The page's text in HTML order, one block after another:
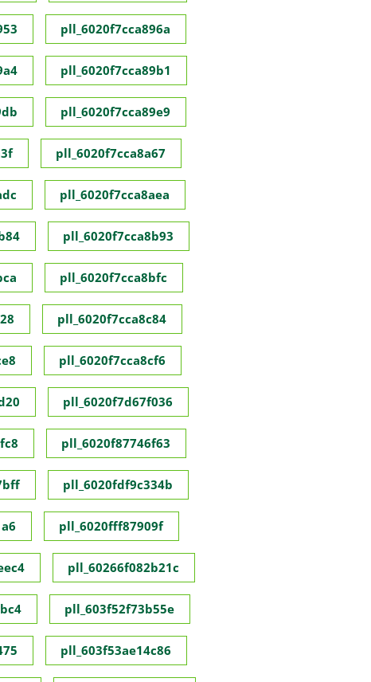
pll_6020f7cca896a
pll_6020f7cca89b1
pll_6020f7cca89e9
pll_6020f7cca8a67
pll_6020f7cca8aea
pll_6020f7cca8b93
pll_6020f7cca8bfc
pll_6020f7cca8c84
pll_6020f7cca8cf6
pll_6020f7d67f036
pll_6020f87746f63
pll_6020fdf9c334b
pll_6020fff87909f
pll_60266f082b21c
pll_603f52f73b55e
pll_603f53ae14c86